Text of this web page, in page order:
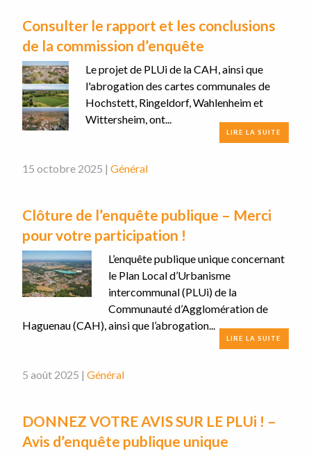
Consulter le rapport et les conclusions
de la commission d’enquête
Le projet de PLUi de la CAH, ainsi que
l'abrogation des cartes communales de
Hochstett, Ringeldorf, Wahlenheim et
Wittersheim, ont...
LIRE LA SUITE
15 octobre 2025 | Général
Clôture de l’enquête publique – Merci
pour votre participation !
L’enquête publique unique concernant
le Plan Local d’Urbanisme
intercommunal (PLUi) de la
Communauté d’Agglomération de
Haguenau (CAH), ainsi que l’abrogation...
LIRE LA SUITE
5 août 2025 | Général
DONNEZ VOTRE AVIS SUR LE PLUi ! –
Avis d’enquête publique unique